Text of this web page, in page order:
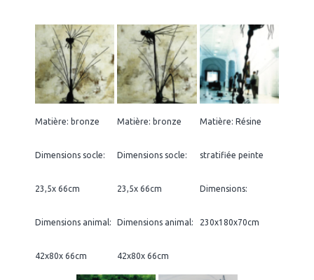
Matière: bronze
Dimensions socle:
23,5x 66cm
Dimensions animal:
42x80x 66cm
Matière: bronze
Dimensions socle:
23,5x 66cm
Dimensions animal:
42x80x 66cm
Matière: Résine
stratifiée peinte
Dimensions:
230x180x70cm